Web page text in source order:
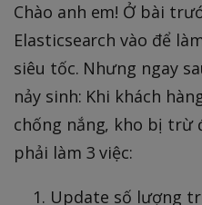
Chào anh em! Ở bài
Elasticsearch vào để
siêu tốc. Nhưng ngay
nảy sinh: Khi khách
chống nắng, kho bị trừ
phải làm 3 việc:
Update số lượng